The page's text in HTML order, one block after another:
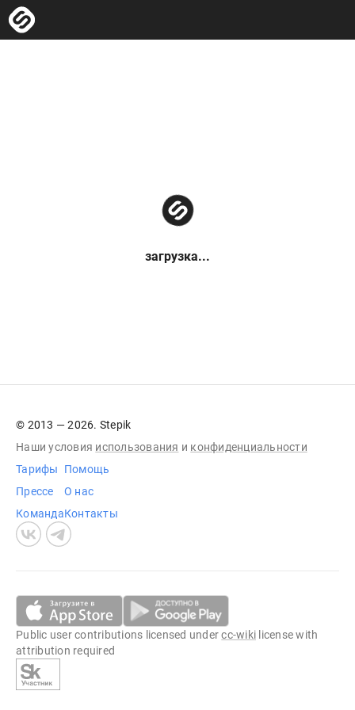
загрузка...
© 2013 — 2026. Stepik
Наши условия использования и конфиденциальности
Тарифы
Прессе
Команда
Помощь
О нас
Контакты
Public user contributions licensed undercc-wiki license with
attribution required